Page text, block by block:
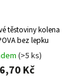
těstoviny kolena
bez lepku
(>5 ks)
Kč